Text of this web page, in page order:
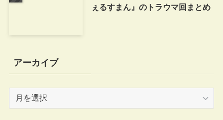
ぇるすまん』のトラウマ回まとめ
アーカイブ